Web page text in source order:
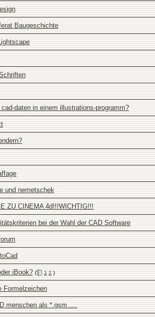
Baugeschichte
cad-daten in einem illustrations-programm?
und nemetschek
ZU CINEMA 4d!!!WICHTIG!!!
bei der Wahl der CAD Software
iBook? ( 1 2 )
Formelzeichen
menschen als *.gsm ....